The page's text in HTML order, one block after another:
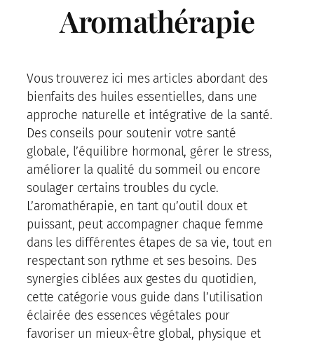
Aromathérapie
Vous trouverez ici mes articles abordant des
bienfaits des huiles essentielles, dans une
approche naturelle et intégrative de la santé.
Des conseils pour soutenir votre santé
globale, l’équilibre hormonal, gérer le stress,
améliorer la qualité du sommeil ou encore
soulager certains troubles du cycle.
L’aromathérapie, en tant qu’outil doux et
puissant, peut accompagner chaque femme
dans les différentes étapes de sa vie, tout en
respectant son rythme et ses besoins. Des
synergies ciblées aux gestes du quotidien,
cette catégorie vous guide dans l’utilisation
éclairée des essences végétales pour
favoriser un mieux-être global, physique et